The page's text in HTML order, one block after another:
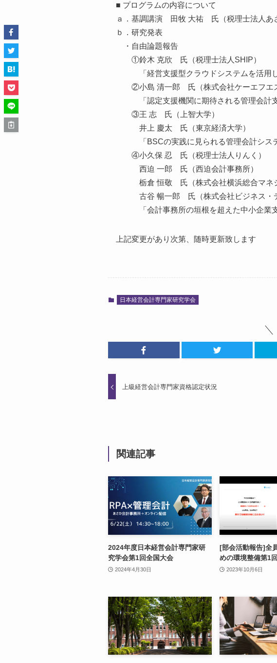
■ プログラムの内容について
ａ．基調講演 田牧 大祐 氏（税理士法人あ
ｂ．研究発表
・自由論題報告
①鈴木 克欣 氏（税理士法人SHIP）
「経営支援型クラウドシステムを活用し
②小島 清一郎 氏（株式会社ケーエフエ
「認定支援機関に期待される管理会計支
③王 志 氏（上智大学）
井上 慶太 氏（東京経済大学）
「BSCの実践に見られる管理会計システ
④小久保 忍 氏（税理士法人りんく）
西迫 一郎 氏（西迫会計事務所）
栃倉 恒敬 氏（株式会社横浜総合マネジ
古谷 暢一郎 氏（株式会社ビジネス・デ
「会計事務所の垣根を超えた中小企業支
上記変更があり次第、随時更新致します
日本経営会計専門家研究学会
上級経営会計専門家資格認定状況
関連記事
2024年度日本経営会計専門家研
究学会第1回全国大会
2024年4月30日
[部会活動報告]全
めの環境整備第1回
2023年10月6日